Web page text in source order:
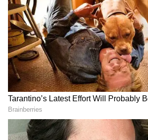
DOWNLOAD APP